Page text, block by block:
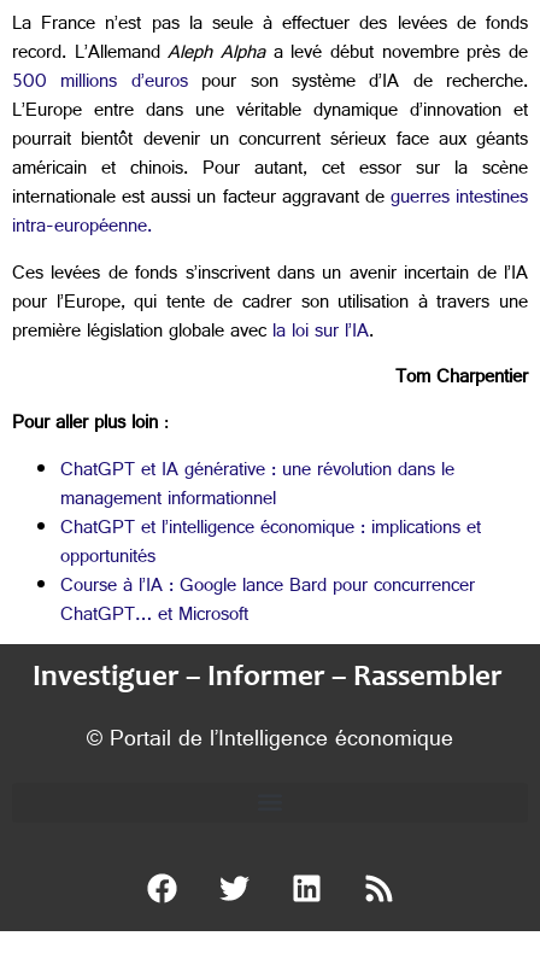
La France n’est pas la seule à effectuer des levées de fonds
record. L’AllemandAleph Alphaa levé début novembre près de
500 millions d’eurospour son système d’IA de recherche.
L’Europe entre dans une véritable dynamique d’innovation et
pourrait bientôt devenir un concurrent sérieux face aux géants
américain et chinois. Pour autant, cet essor sur la scène
internationale est aussi un facteur aggravant deguerres intestines
intra-européenne.
Ces levées de fonds s’inscrivent dans un avenir incertain de l’IA
pour l’Europe, qui tente de cadrer son utilisation à travers une
première législation globale avecla loi sur l’IA.
Tom Charpentier
Pour aller plus loin:
ChatGPT et IA générative : une révolution dans le
management informationnel
ChatGPT et l’intelligence économique : implications et
opportunités
Course à l’IA : Google lance Bard pour concurrencer
ChatGPT… et Microsoft
Investiguer – Informer – Rassembler
© Portail de l’Intelligence économique